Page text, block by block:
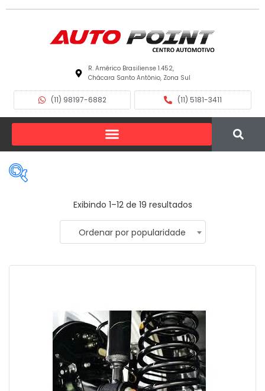
R. Américo Brasiliense 1.452,
Chácara Santo Antônio, Zona Sul
(11) 98197-6882 (11) 5181-3411
Exibindo 1–12 de 19 resultados
Ordenar por popularidade